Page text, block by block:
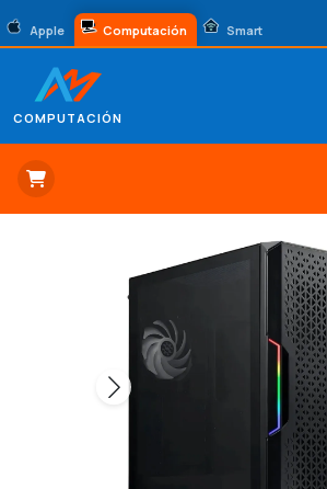
Apple Computación Smart
COMPUTACIÓN